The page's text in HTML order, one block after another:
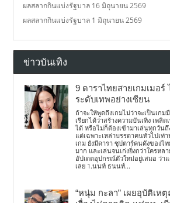
ผลสลากกินแบ่งรัฐบาล 16 มิถุนายน 2569
ผลสลากกินแบ่งรัฐบาล 1 มิถุนายน 2569
ข่าวบันเทิง
9 ดาราไทยสายเกมเมอร์
ระดับเทพอย่างเซียน
ถ้าจะให้พูดถึงเกมไม่ว่าจะเป็นเก
เรียกได้ว่าสร้างความบันเทิง เพลิ
ได้ หรือไม่ก็ต้องเข้ามาเล่นทุกวันถึ
แต่เฉพาะเหล่าบรรดาคนทั่วไปเ
เกม ยังมีดารา ซุปตาร์คนดังของไ
มาก และเล่นจนเก่งยิ่งกว่าใครหล
อัปเดตอุปกรณ์ตัวใหม่อยู่เสมอ ว่า
เลย 1.นนท์ ธนนท์...
“หนุ่ม กะลา” เผยอุบัติเห